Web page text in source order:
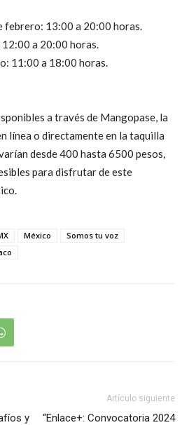
febrero: 13:00 a 20:00 horas.
a 20:00 horas.
11:00 a 18:00 horas.
a través de Mangopase, la
línea o directamente en la taquilla
desde 400 hasta 6500 pesos,
para disfrutar de este
México
Somos tu voz
y
Artículo siguiente
“Enlace+: Convocatoria 2024